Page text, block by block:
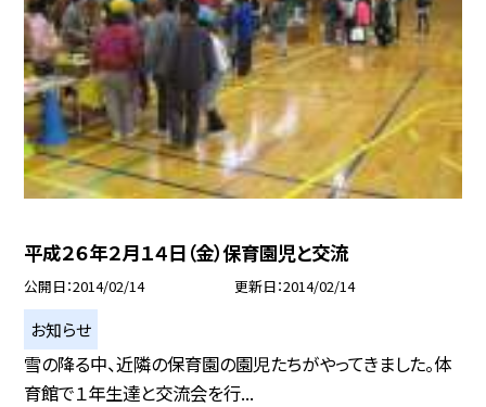
平成２６年２月１４日（金）保育園児と交流
公開日 2014/02/14 更新日 2014/02/14
お知らせ
雪の降る中、近隣の保育園の園児たちがやってきました。体
育館で１年生達と交流会を行...